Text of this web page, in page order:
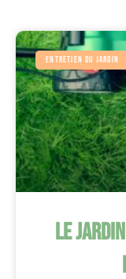
Entretien Du Jardin
Le